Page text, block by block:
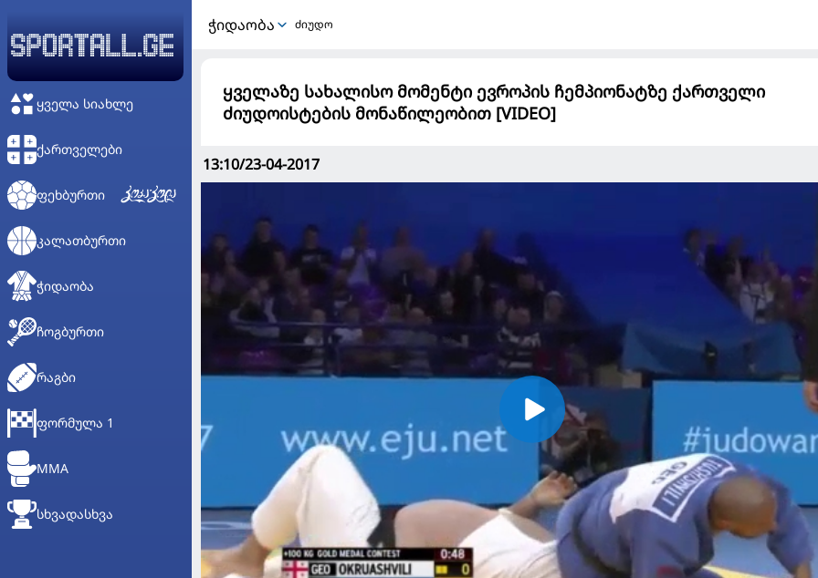
ᲧᲕᲔᲚᲐ ᲡᲘᲐᲮᲚᲔ
ᲥᲐᲠᲗᲕᲔᲚᲔᲑᲘ
ᲤᲔᲮᲑᲣᲠᲗᲘ
ᲙᲐᲚᲐᲗᲑᲣᲠᲗᲘ
ᲭᲘᲓᲐᲝᲑᲐ
ᲩᲝᲒᲑᲣᲠᲗᲘ
ᲠᲐᲒᲑᲘ
ᲤᲝᲠᲛᲣᲚᲐ 1
MMA
ᲡᲮᲕᲐᲓᲐᲡᲮᲕᲐ
ᲭᲘᲓᲐᲝᲑᲐ ძიუდო
ყველაზე სახალისო მომენტი ევროპის ჩემპიონატზე ქართველი
ძიუდოისტების მონაწილეობით [VIDEO]
13:10/23-04-2017